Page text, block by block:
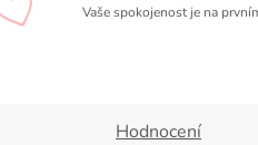
Vaše spokojenost je na
Hodnocení